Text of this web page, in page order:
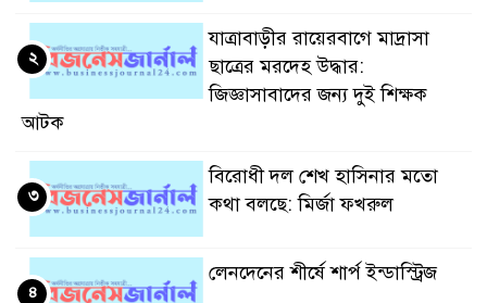
যাত্রাবাড়ীর রায়েরবাগে মাদ্রাসা
ছাত্রের মরদেহ উদ্ধার:
জিজ্ঞাসাবাদের জন্য দুই শিক্ষক
আটক
২
বিরোধী দল শেখ হাসিনার মতো
কথা বলছে: মির্জা ফখরুল
৩
লেনদেনের শীর্ষে শার্প ইন্ডাস্ট্রিজ
৪